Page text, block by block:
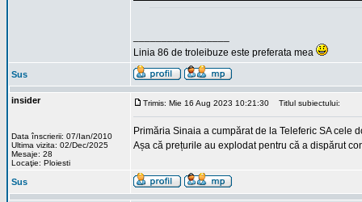
Linia 86 de troleibuze este preferata mea
Sus
insider
Data înscrierii: 07/Ian/2010
Ultima vizita: 02/Dec/2025
Mesaje: 28
Locaţie: Ploiesti
Trimis: Mie 16 Aug 2023 10:21:30 Titlul subiectului:
Primăria Sinaia a cumpărat de la Teleferic SA
Așa că prețurile au explodat pentru că a dispărut
Sus